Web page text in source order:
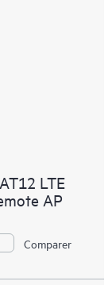
LTE
AP
Comparer